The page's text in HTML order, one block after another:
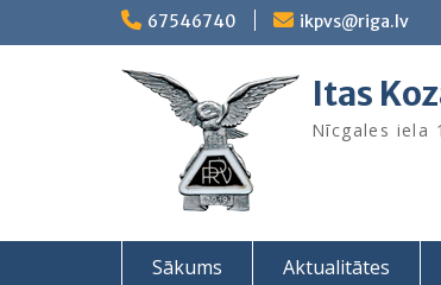
67546740 ikpvs@riga.lv
Itas
Nīcgales iela
Sākums Aktualitātes